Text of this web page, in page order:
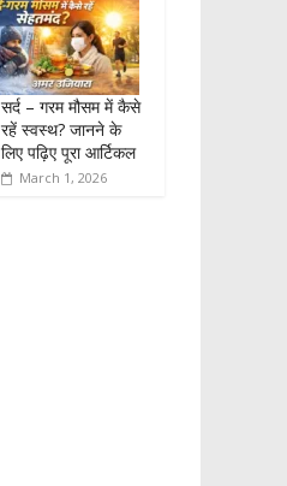
सर्द – गरम मौसम में कैसे
रहें स्वस्थ? जानने के
लिए पढ़िए पूरा आर्टिकल
March 1, 2026